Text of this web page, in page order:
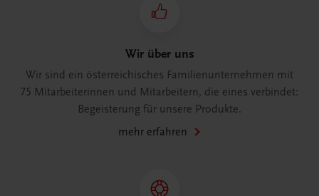
Wir über uns
Wir sind ein österreichisches Familienunternehmen mit
75 Mitarbeiterinnen und Mitarbeitern, die eines verbindet:
Begeisterung für unsere Produkte.
mehr erfahren